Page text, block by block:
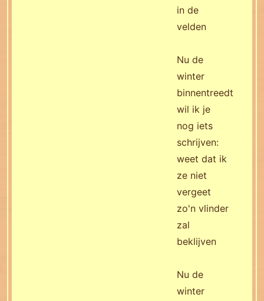
in de
velden
Nu de
winter
binnentreedt
wil ik je
nog iets
schrijven:
weet dat ik
ze niet
vergeet
zo'n vlinder
zal
beklijven
Nu de
winter